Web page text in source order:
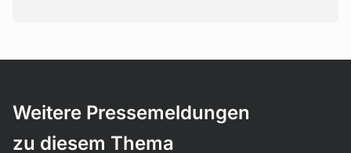
Weitere Pressemeldungen
zu diesem Thema